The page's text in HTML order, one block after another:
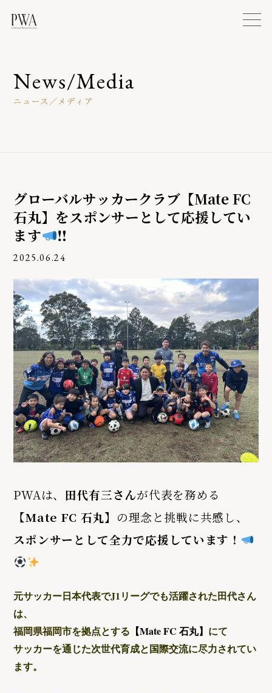
PWA
News/Media
ニュース／メディア
グローバルサッカークラブ【Mate FC
石丸】をスポンサーとして応援してい
ます
‼
2025.06.24
PWAは、 田代有三さんが代表を務める
【Mate FC 石丸】 の理念と挑戦に共感し、
スポンサーとして全力で応援しています！
元サッカー日本代表でJ1リーグでも活躍された田代さん
は、
福岡県福岡市を拠点とする 【Mate FC 石丸】 にて
サッカーを通じた次世代育成と国際交流に尽力されてい
ます。